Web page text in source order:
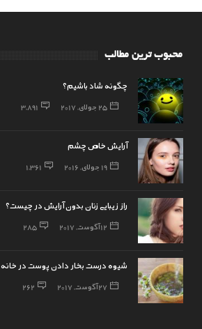
محبوب ترین مطالب
چگونه شاد باشیم؟
25 جولای, 2017 3,891
آرایش خاص چشم
19 جولای, 2016 1,361
راز زیبایی زنان بدون آرایش در چیست؟
12 آگوست, 2017 285
شیوه درست بخار دادن پوست در خانه
27 آگوست, 2017 262